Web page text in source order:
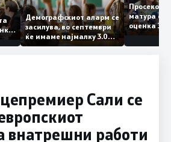
Демографскиот аларм се
засилува, во септември
ќе имаме најмалку 3.000
првачиња помалку
матура
оценка
Сали се
внатрешни работи